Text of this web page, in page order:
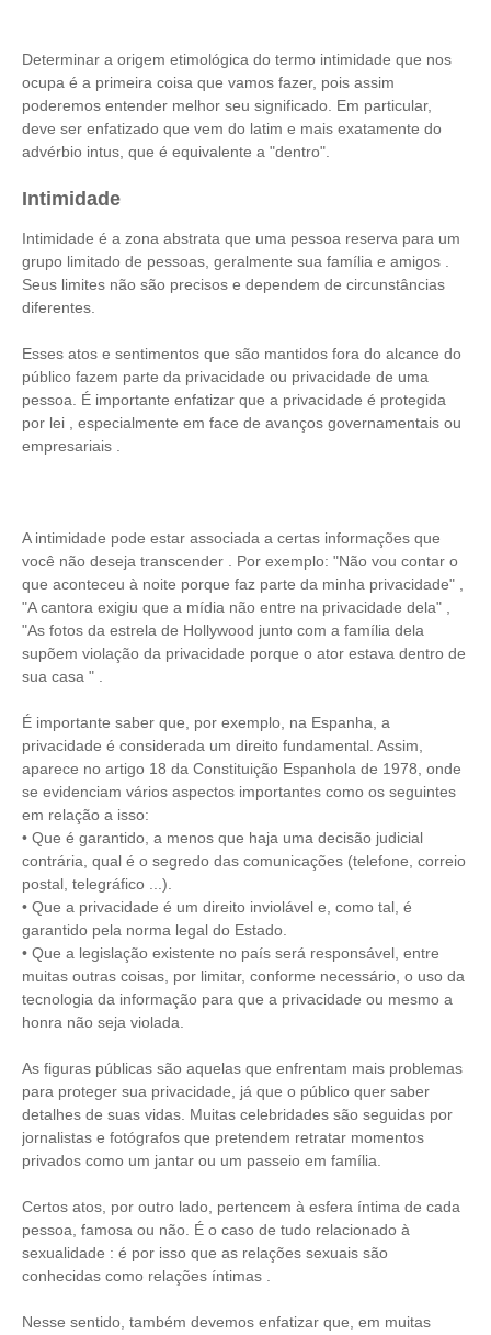
Determinar a origem etimológica do termo intimidade que nos
ocupa é a primeira coisa que vamos fazer, pois assim
poderemos entender melhor seu significado. Em particular,
deve ser enfatizado que vem do latim e mais exatamente do
advérbio intus, que é equivalente a "dentro".
Intimidade
Intimidade é a zona abstrata que uma pessoa reserva para um
grupo limitado de pessoas, geralmente sua família e amigos .
Seus limites não são precisos e dependem de circunstâncias
diferentes.
Esses atos e sentimentos que são mantidos fora do alcance do
público fazem parte da privacidade ou privacidade de uma
pessoa. É importante enfatizar que a privacidade é protegida
por lei , especialmente em face de avanços governamentais ou
empresariais .
A intimidade pode estar associada a certas informações que
você não deseja transcender . Por exemplo: "Não vou contar o
que aconteceu à noite porque faz parte da minha privacidade" ,
"A cantora exigiu que a mídia não entre na privacidade dela" ,
"As fotos da estrela de Hollywood junto com a família dela
supõem violação da privacidade porque o ator estava dentro de
sua casa " .
É importante saber que, por exemplo, na Espanha, a
privacidade é considerada um direito fundamental. Assim,
aparece no artigo 18 da Constituição Espanhola de 1978, onde
se evidenciam vários aspectos importantes como os seguintes
em relação a isso:
• Que é garantido, a menos que haja uma decisão judicial
contrária, qual é o segredo das comunicações (telefone, correio
postal, telegráfico ...).
• Que a privacidade é um direito inviolável e, como tal, é
garantido pela norma legal do Estado.
• Que a legislação existente no país será responsável, entre
muitas outras coisas, por limitar, conforme necessário, o uso da
tecnologia da informação para que a privacidade ou mesmo a
honra não seja violada.
As figuras públicas são aquelas que enfrentam mais problemas
para proteger sua privacidade, já que o público quer saber
detalhes de suas vidas. Muitas celebridades são seguidas por
jornalistas e fotógrafos que pretendem retratar momentos
privados como um jantar ou um passeio em família.
Certos atos, por outro lado, pertencem à esfera íntima de cada
pessoa, famosa ou não. É o caso de tudo relacionado à
sexualidade : é por isso que as relações sexuais são
conhecidas como relações íntimas .
Nesse sentido, também devemos enfatizar que, em muitas